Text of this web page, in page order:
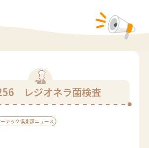
レジオネラ菌検査
ーテック倶楽部ニュース